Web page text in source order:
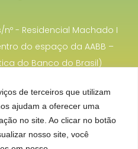
de terceiros que utilizam
ajudam a oferecer uma
no site. Ao clicar no botão
nosso site, você
nº - Residencial Machado I
do espaço da AABB –
do Banco do Brasil)
- 8740